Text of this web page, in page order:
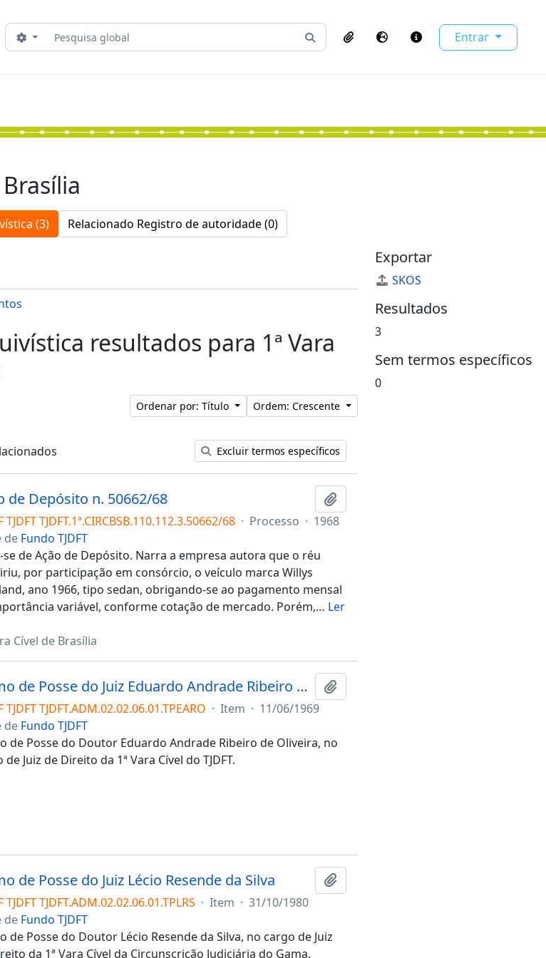
Buscar
Opções de busca Busque na página de navegação
ClipboardIdioma Atalhos Entrar
(3) Relacionado Registro de autoridade (0)
resultados para 1ª Vara
Ordenar por: Título Ordem: Crescente
Excluir termos específicos
de Depósito n. 50662/68
TJDFT TJDFT.1ª.CIRCBSB.110.112.3.50662/68 · Processo · 1968
de Fundo TJDFT
se de Ação de Depósito. Narra a empresa autora que o réu
por participação em consórcio, o veículo marca Willys
ano 1966, tipo sedan, obrigando-se ao pagamento mensal
variável, conforme cotação de mercado. Porém,… Ler
Cível de Brasília
Termo de Posse do Juiz Eduardo Andrade Ribeiro de Oliveira
TJDFT TJDFT.ADM.02.02.06.01.TPEARO · Item · 11/06/1969
de Fundo TJDFT
de Posse do Doutor Eduardo Andrade Ribeiro de Oliveira, no
de Juiz de Direito da 1ª Vara Cível do TJDFT.
de Posse do Juiz Lécio Resende da Silva
TJDFT TJDFT.ADM.02.02.06.01.TPLRS · Item · 31/10/1980
de Fundo TJDFT
de Posse do Doutor Lécio Resende da Silva, no cargo de Juiz
da 1ª Vara Cível da Circunscrição Judiciária do Gama.
Exportar
SKOS
Resultados
3
Sem termos específicos
0